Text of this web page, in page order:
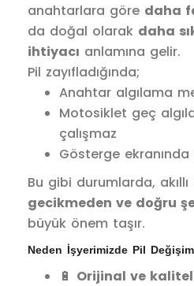
anahtarlara göre daha
da doğal olarak daha
ihtiyacı anlamına gelir.
Pil zayıfladığında;
Anahtar algılama
Motosiklet geç
çalışmaz
Gösterge
Bu gibi durumlarda,
gecikmeden ve doğru
büyük önem taşır.
Neden İşyerimizde Pil
🔋 Orijinal ve